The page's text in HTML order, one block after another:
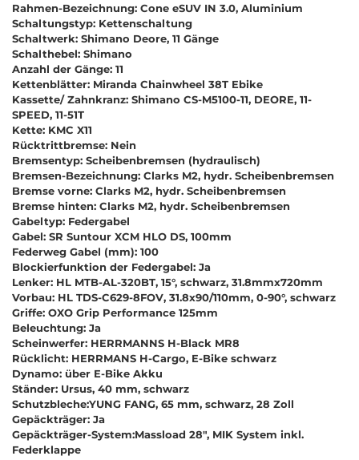
Rahmen-Bezeichnung: Cone eSUV IN 3.0, Aluminium
Schaltungstyp: Kettenschaltung
Schaltwerk: Shimano Deore, 11 Gänge
Schalthebel: Shimano
Anzahl der Gänge: 11
Kettenblätter: Miranda Chainwheel 38T Ebike
Kassette/ Zahnkranz: Shimano CS-M5100-11, DEORE, 11-
SPEED, 11-51T
Kette: KMC X11
Rücktrittbremse: Nein
Bremsentyp: Scheibenbremsen (hydraulisch)
Bremsen-Bezeichnung: Clarks M2, hydr. Scheibenbremsen
Bremse vorne: Clarks M2, hydr. Scheibenbremsen
Bremse hinten: Clarks M2, hydr. Scheibenbremsen
Gabeltyp: Federgabel
Gabel: SR Suntour XCM HLO DS, 100mm
Federweg Gabel (mm): 100
Blockierfunktion der Federgabel: Ja
Lenker: HL MTB-AL-320BT, 15°, schwarz, 31.8mmx720mm
Vorbau: HL TDS-C629-8FOV, 31.8x90/110mm, 0-90°, schwarz
Griffe: OXO Grip Performance 125mm
Beleuchtung: Ja
Scheinwerfer: HERRMANNS H-Black MR8
Rücklicht: HERRMANS H-Cargo, E-Bike schwarz
Dynamo: über E-Bike Akku
Ständer: Ursus, 40 mm, schwarz
Schutzbleche:YUNG FANG, 65 mm, schwarz, 28 Zoll
Gepäckträger: Ja
Gepäckträger-System:Massload 28", MIK System inkl.
Federklappe